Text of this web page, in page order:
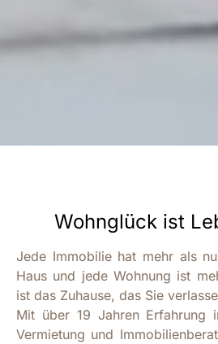
Wohnglück ist
Jede Immobilie hat mehr als
Haus und jede Wohnung ist
ist das Zuhause, das Sie
Mit über 19 Jahren Erfahrung
Vermietung und